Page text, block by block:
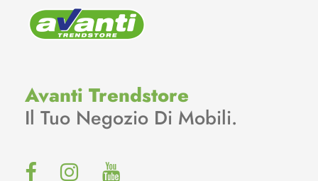
Avanti Trendstore
Il Tuo Negozio Di Mobili.